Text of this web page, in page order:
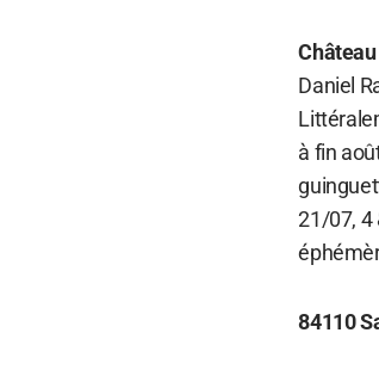
Daniel
à fin
21/07, 4
84110